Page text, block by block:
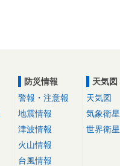
防災情報
警報・注意報
地震情報
津波情報
火山情報
台風情報
天気図
天気図
気象衛星
世界衛星